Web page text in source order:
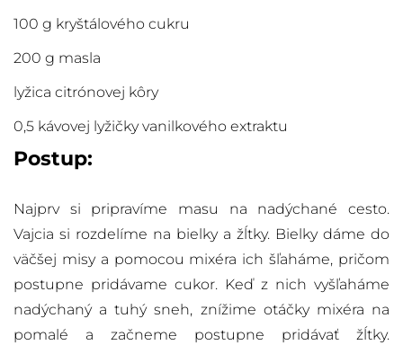
100 g kryštálového cukru
200 g masla
lyžica citrónovej kôry
0,5 kávovej lyžičky vanilkového extraktu
Postup:
Najprv si pripravíme masu na nadýchané cesto.
Vajcia si rozdelíme na bielky a žĺtky. Bielky dáme do
väčšej misy a pomocou mixéra ich šľaháme, pričom
postupne pridávame cukor. Keď z nich vyšľaháme
nadýchaný a tuhý sneh, znížime otáčky mixéra na
pomalé a začneme postupne pridávať žĺtky.